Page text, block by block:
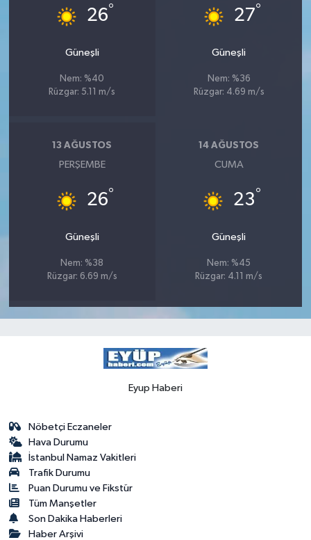
26°
Güneşli
Nem: %40
Rüzgar: 5.11 m/s
27°
Güneşli
Nem: %36
Rüzgar: 4.69 m/s
13 AĞUSTOS
PERŞEMBE
26°
Güneşli
Nem: %38
Rüzgar: 6.69 m/s
14 AĞUSTOS
CUMA
23°
Güneşli
Nem: %45
Rüzgar: 4.11 m/s
Eyup Haberi
Nöbetçi Eczaneler
Hava Durumu
İstanbul Namaz Vakitleri
Trafik Durumu
Puan Durumu ve Fikstür
Tüm Manşetler
Son Dakika Haberleri
Haber Arşivi